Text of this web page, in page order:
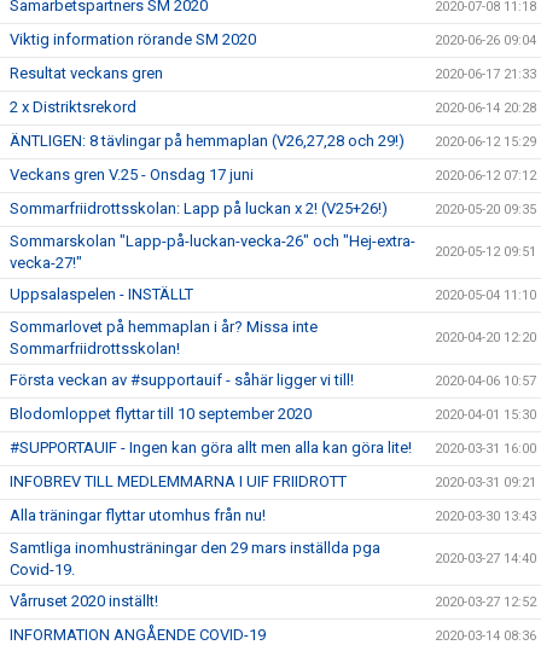
Samarbetspartners SM 2020 2020-07-08 11:18
Viktig information rörande SM 2020 2020-06-26 09:04
Resultat veckans gren 2020-06-17 21:33
2 x Distriktsrekord 2020-06-14 20:28
ÄNTLIGEN: 8 tävlingar på hemmaplan (V26,27,28 och 29!) 2020-06-12 15:29
Veckans gren V.25 - Onsdag 17 juni 2020-06-12 07:12
Sommarfriidrottsskolan: Lapp på luckan x 2! (V25+26!) 2020-05-20 09:35
Sommarskolan "Lapp-på-luckan-vecka-26" och "Hej-extra-
vecka-27!"
2020-05-12 09:51
Uppsalaspelen - INSTÄLLT 2020-05-04 11:10
Sommarlovet på hemmaplan i år? Missa inte
Sommarfriidrottsskolan!
2020-04-20 12:20
Första veckan av #supportauif - såhär ligger vi till! 2020-04-06 10:57
Blodomloppet flyttar till 10 september 2020 2020-04-01 15:30
#SUPPORTAUIF - Ingen kan göra allt men alla kan göra lite! 2020-03-31 16:00
INFOBREV TILL MEDLEMMARNA I UIF FRIIDROTT 2020-03-31 09:21
Alla träningar flyttar utomhus från nu! 2020-03-30 13:43
Samtliga inomhusträningar den 29 mars inställda pga
Covid-19.
2020-03-27 14:40
Vårruset 2020 inställt! 2020-03-27 12:52
INFORMATION ANGÅENDE COVID-19 2020-03-14 08:36